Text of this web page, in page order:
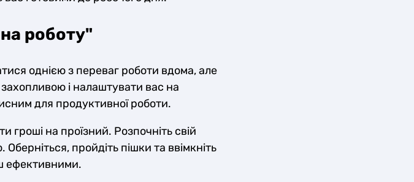
роботу"
однією з переваг роботи вдома, але
і налаштувати вас на
для продуктивної роботи.
на проїзний. Розпочніть свій
пройдіть пішки та ввімкніть
ефективними.